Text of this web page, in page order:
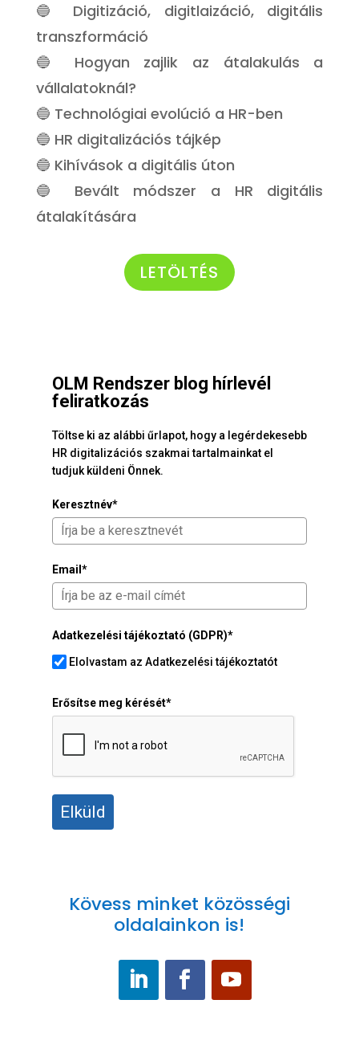
🔵 Digitizáció, digitlaizáció, digitális
transzformáció
🔵 Hogyan zajlik az átalakulás a
vállalatoknál?
🔵 Technológiai evolúció a HR-ben
🔵 HR digitalizációs tájkép
🔵 Kihívások a digitális úton
🔵 Bevált módszer a HR digitális
átalakítására
LETÖLTÉS
OLM Rendszer blog hírlevél
feliratkozás
Töltse ki az alábbi űrlapot, hogy a legérdekesebb
HR digitalizációs szakmai tartalmainkat el
tudjuk küldeni Önnek.
Keresztnév*
Email*
Adatkezelési tájékoztató (GDPR)*
Elolvastam az Adatkezelési tájékoztatót
Erősítse meg kérését*
Elküld
Kövess minket közösségi
oldalainkon is!